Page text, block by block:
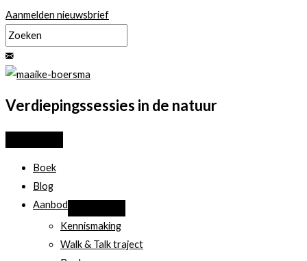
Ga
naar
de
inhoud
Aanmelden nieuwsbrief
Verdiepingssessies in de natuur
Boek
Blog
Aanbod
Kennismaking
Walk & Talk traject